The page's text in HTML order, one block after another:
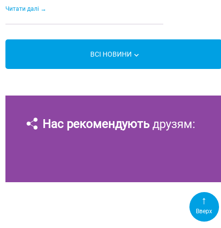
Читати далі
ВСІ НОВИНИ
Нас рекомендуютьдрузям:
Вверх